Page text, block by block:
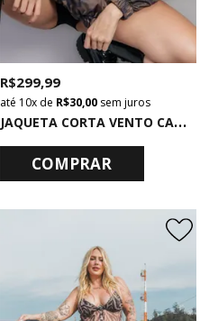
J
AQUETA CORTA VENTO CAMUFLADA
R$ 299,99
10xde R$ 30,00sem juros
COMPRAR